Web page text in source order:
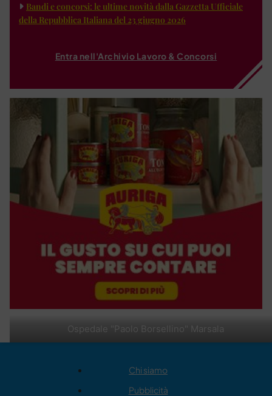
Ospedale "Paolo Borsellino" Marsala
Bandi e concorsi: le ultime novità dalla Gazzetta Ufficiale
della Repubblica Italiana del 23 giugno 2026
Entra nell'Archivio Lavoro & Concorsi
Chi siamo
Pubblicità